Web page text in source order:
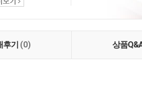
후기 (0) 상품